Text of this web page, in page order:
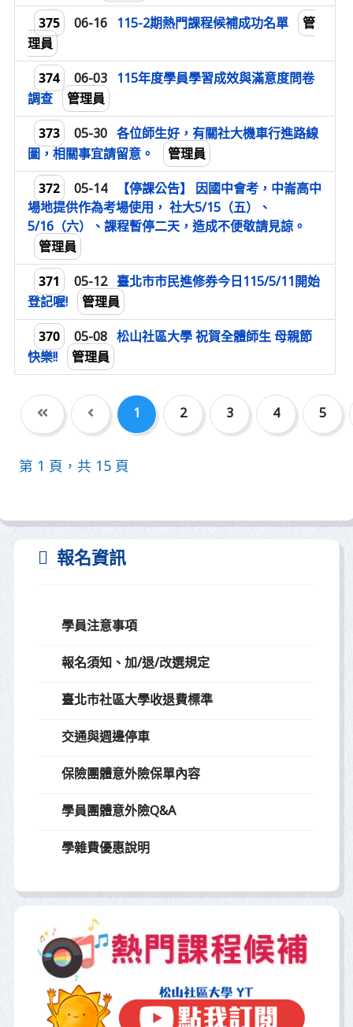
375
06-16 115-2期熱門課程候補成功名單
管
理員
374
06-03 115年度學員學習成效與滿意度問卷
調查
管理員
373
05-30各位師生好，有關社大機車行進路線
圖，相關事宜請留意。
管理員
372
05-14
【停課公告】 因國中會考，中崙高中
場地提供作為考場使用， 社大5/15（五）、
5/16（六）、課程暫停二天，造成不便敬請見諒。
管理員
371
05-12 臺北市市民進修券今日115/5/11開始
登記喔!
管理員
370
05-08松山社區大學 祝賀全體師生 母親節
快樂!!
管理員
1 2 3 4 5
第 1 頁，共 15 頁
報名資訊
學員注意事項
報名須知、加/退/改選規定
臺北市社區大學收退費標準
交通與週邊停車
保險團體意外險保單內容
學員團體意外險Q&A
學雜費優惠說明